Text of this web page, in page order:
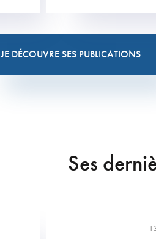
JE DÉCOUVRE SES PUBLICATIONS
Ses